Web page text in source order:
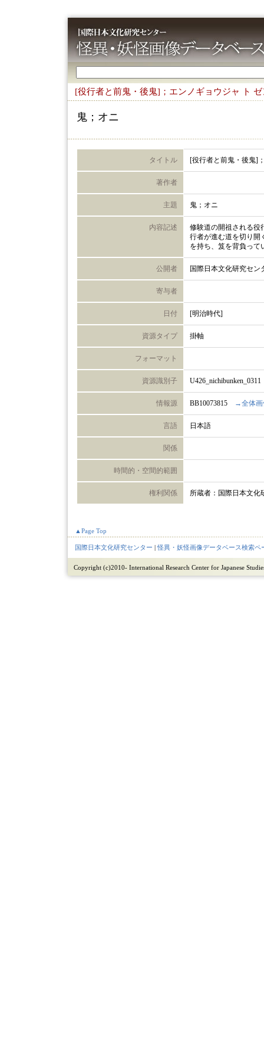
[役行者と前鬼・後鬼]；エンノギョウジャ ト
鬼；オニ
タイトル [役行者と前鬼・後鬼]
著作者
主題 鬼；オニ
内容記述
修験道の開祖される役
行者が進む道を切り開
を持ち、笈を背負って
公開者 国際日本文化研究セン
寄与者
日付 [明治時代]
資源タイプ 掛軸
フォーマット
資源識別子 U426_nichibunken_0311
情報源 BB10073815 →全体画
言語 日本語
関係
時間的・空間的範囲
権利関係 所蔵者：国際日本文化
▲Page Top
国際日本文化研究センター |怪異・妖怪画像データベース検索ペ
Copyright (c)2010- International Research Center for Japanese